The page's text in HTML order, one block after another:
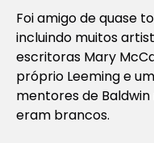
Foi amigo de quase
incluindo muitos
escritoras Mary
próprio Leeming e
mentores de
eram brancos.